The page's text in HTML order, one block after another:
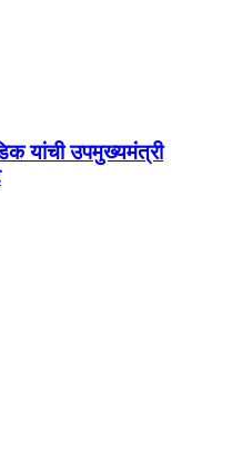
यांची उपमुख्यमंत्री